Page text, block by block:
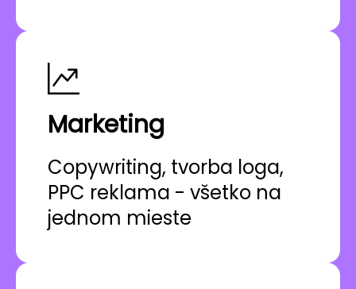
Marketing
Copywriting, tvorba loga,
PPC reklama - všetko na
jednom mieste